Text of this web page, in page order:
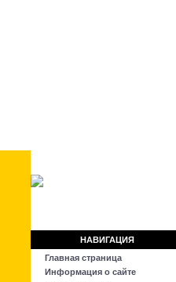
НАВИГАЦИЯ
Главная страница
Информация о сайте